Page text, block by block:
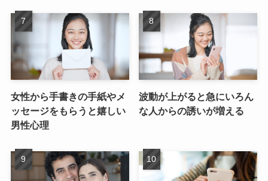
女性から手書きの手紙やメ
ッセージをもらうと嬉しい
男性心理
波動が上がると急にいろん
な人からの誘いが増える